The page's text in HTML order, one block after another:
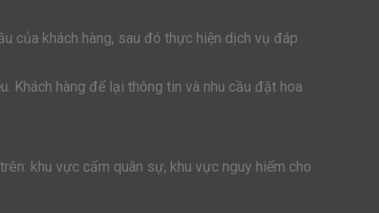
của khách hàng, sau đó thực hiện dịch vụ đáp
Khách hàng để lại thông tin và nhu cầu đặt hoa
khu vực cấm quân sự, khu vực nguy hiểm cho